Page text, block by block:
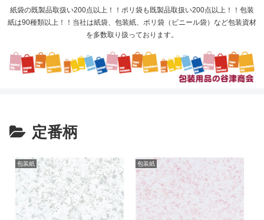
紙袋の既製品取扱い200点以上！！ポリ袋も既製品取扱い200点以上！！包装
紙は90種類以上！！当社は紙袋、包装紙、ポリ袋（ビニール袋）など包装資材
を多数取り扱っております。
定番柄
包装紙 包装紙